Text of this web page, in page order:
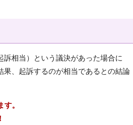
相当）という議決があった場合に
、起訴するのが相当であるとの結論
。